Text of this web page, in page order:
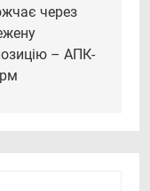
через
– АПК-